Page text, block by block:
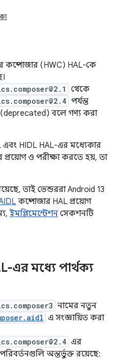
কম্পোজার (HWC) HAL-কে
থেকে
পর্যন্ত
বলে গণ্য করা
HIDL HAL-এর মধ্যেকার
প্রয়োগ ও পরীক্ষা করতে হয়, তা
তাই ভেন্ডররা Android 13
কম্পোজার HAL প্রয়োগ
ইমপ্লিমেন্টেশন সেকশনটি
এর মধ্যে পার্থক্য
নামের নতুন
এ সংজ্ঞায়িত করা
এর
অন্তর্ভুক্ত রয়েছে: